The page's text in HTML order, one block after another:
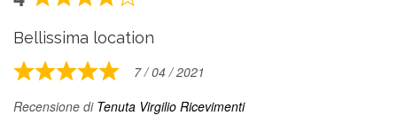
Rated
out
of
Bellissima location
Rated
5
7 / 04 / 2021
Recensione di Tenuta Virgilio Ricevimenti